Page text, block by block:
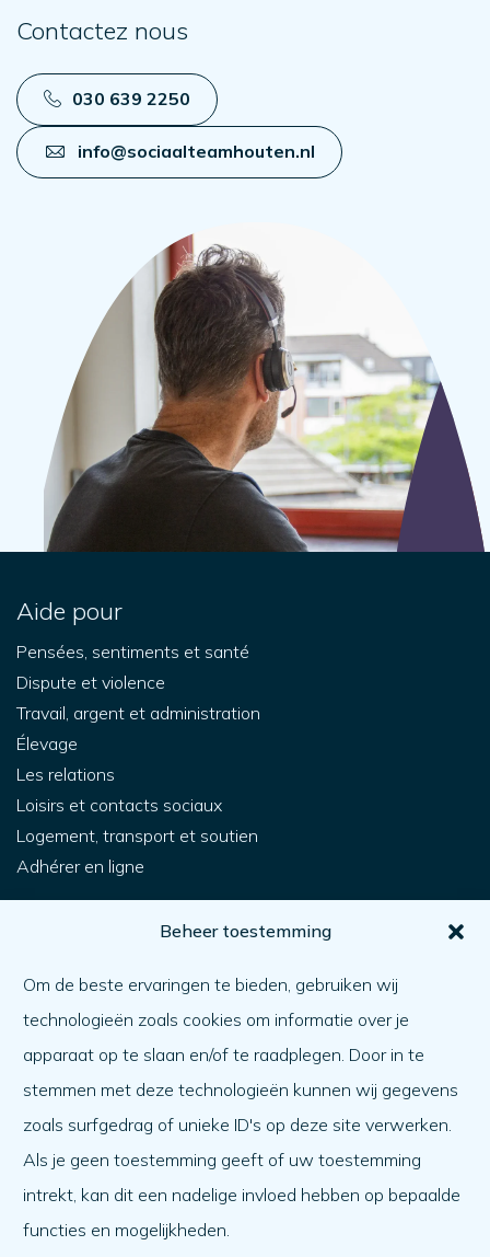
Beheer toestemming
Om de beste ervaringen te bieden, gebruiken wij
technologieën zoals cookies om informatie over je
apparaat op te slaan en/of te raadplegen. Door in te
stemmen met deze technologieën kunnen wij gegevens
zoals surfgedrag of unieke ID's op deze site verwerken.
Als je geen toestemming geeft of uw toestemming
intrekt, kan dit een nadelige invloed hebben op bepaalde
functies en mogelijkheden.
Contactez nous
030 639 2250
info@sociaalteamhouten.nl
Aide pour
Pensées, sentiments et santé
Dispute et violence
Travail, argent et administration
Élevage
Les relations
Loisirs et contacts sociaux
Logement, transport et soutien
Adhérer en ligne
Quoi de neuf ?
Ordre du jour
A propos de nous
A propos de nous
Travailler à
L'équipe